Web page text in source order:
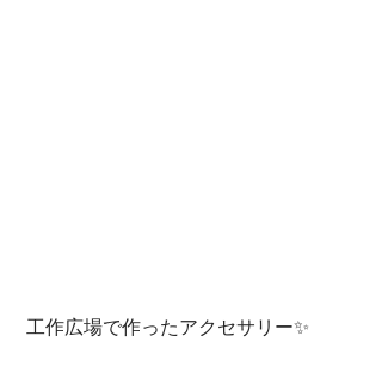
工作広場で作ったアクセサリー✨